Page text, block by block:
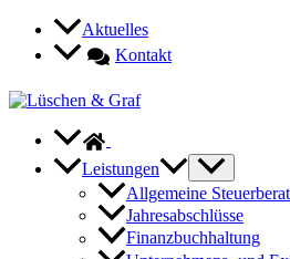
Zum
springen
Aktuelles
Kontakt
Leistungen
Allgemeine
Jahresabschlüsse
Finanzbuchhaltung